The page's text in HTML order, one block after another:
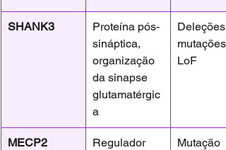
SHANK3
Proteína pós-
sináptica,
organização
da sinapse
glutamatérgic
a
Deleções
mutações
LoF
MECP2
Regulador
Mutação